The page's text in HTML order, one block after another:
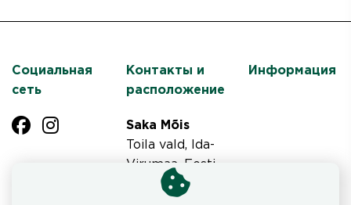
Информация
Контакты и
расположение
Saka Mõis
Toila vald, Ida-
Virumaa, Eesti
Tel +372 3364
Социальная
сеть